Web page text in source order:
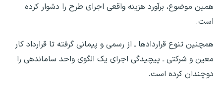
همین موضوع، برآورد هزینه واقعی اجرای طرح را دشوار کرده
است.
همچنین تنوع قرارداد‌ها ـ از رسمی و پیمانی گرفته تا قرارداد کار
معین و شرکتی ـ پیچیدگی اجرای یک الگوی واحد ساماندهی را
دوچندان کرده است.